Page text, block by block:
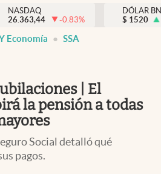
México
NASDAQ
26.363,44
-0.83%
DÓLAR
$ 1520
Economía SSA
| El
la pensión a todas
Social detalló qué
pagos.